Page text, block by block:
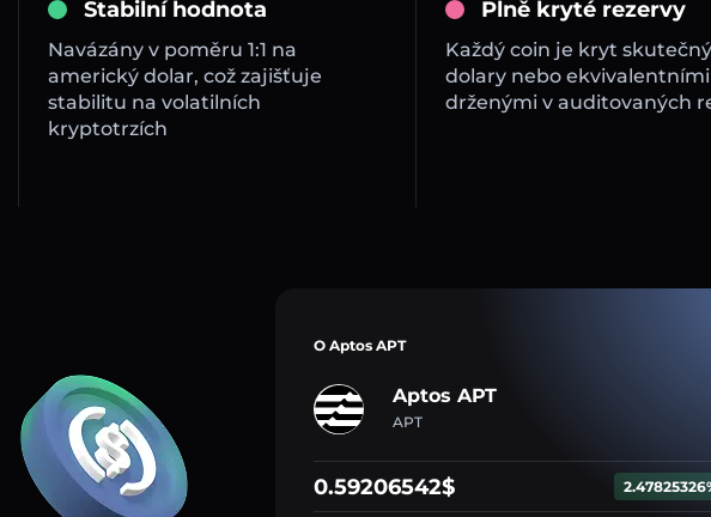
Stabilní hodnota
Navázány v poměru 1:1 na
americký dolar, což zajišťuje
stabilitu na volatilních
kryptotrzích
Plně kryté rezervy
Každý coin je kryt
dolary nebo
drženými v auditovaných
O Aptos APT
Aptos APT
APT
0.59206542$